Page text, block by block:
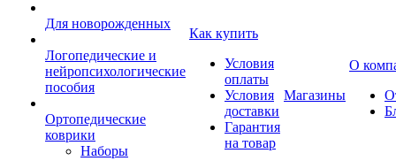
Для новорожденных
Логопедические и
нейропсихологические
пособия
Ортопедические
коврики
Наборы
Как купить
Условия
оплаты
Условия
доставки
Гарантия
на товар
Магазины
О